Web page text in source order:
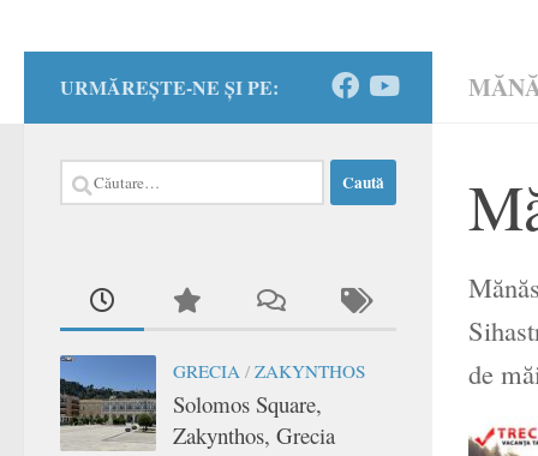
de
URMĂREȘTE-NE ȘI PE:
Caută
după:
GRECIA / ZAKYNTHOS
Solomos Square,
Zakynthos, Grecia